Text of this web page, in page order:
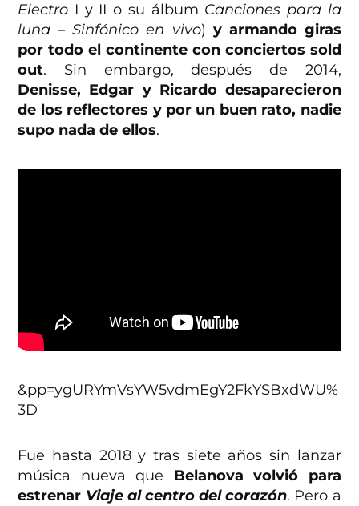
Electro I y II o su álbum Canciones para la
luna – Sinfónico en vivo) y armando giras
por todo el continente con conciertos sold
out. Sin embargo, después de 2014,
Denisse, Edgar y Ricardo desaparecieron
de los reflectores y por un buen rato, nadie
supo nada de ellos.
&pp=ygURYmVsYW5vdmEgY2FkYSBxdWU%
3D
Fue hasta 2018 y tras siete años sin lanzar
música nueva que Belanova volvió para
estrenar Viaje al centro del corazón. Pero a